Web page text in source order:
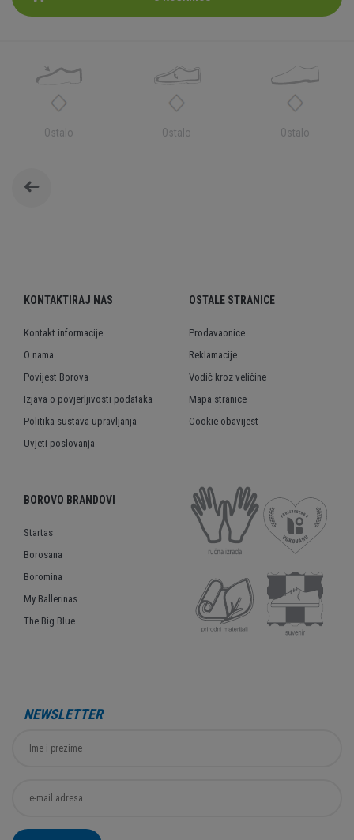
Ostalo Ostalo Ostalo
KONTAKTIRAJ NAS
Kontakt informacije
O nama
Povijest Borova
Izjava o povjerljivosti podataka
Politika sustava upravljanja
Uvjeti poslovanja
OSTALE STRANICE
Prodavaonice
Reklamacije
Vodič kroz veličine
Mapa stranice
Cookie obavijest
BOROVO BRANDOVI
Startas
Borosana
Boromina
My Ballerinas
The Big Blue
NEWSLETTER